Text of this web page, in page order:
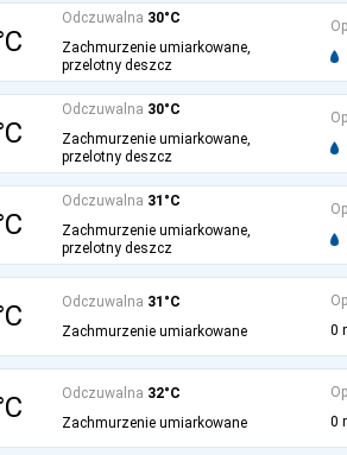
Odczuwalna 30°C
Zachmurzenie umiarkowane,
przelotny deszcz
Odczuwalna 30°C
Zachmurzenie umiarkowane,
przelotny deszcz
Odczuwalna 31°C
Zachmurzenie umiarkowane,
przelotny deszcz
Odczuwalna 31°C
Zachmurzenie umiarkowane
0
Odczuwalna 32°C
Zachmurzenie umiarkowane
0